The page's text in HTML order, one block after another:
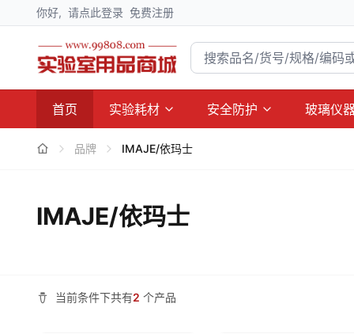
你好, 请点此登录 免费注册
首页 实验耗材 安全防护 玻璃仪
品牌 IMAJE/依玛士
IMAJE/依玛士
当前条件下共有2 个产品